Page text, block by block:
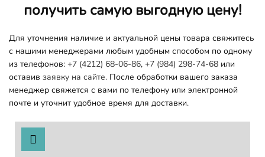
получить самую выгодную цену!
Для уточнения наличие и актуальной цены товара свяжитесь
с нашими менеджерами любым удобным способом по одному
из телефонов: +7 (4212) 68-06-86, +7 (984) 298-74-68 или
оставив заявку на сайте. После обработки вашего заказа
менеджер свяжется с вами по телефону или электронной
почте и уточнит удобное время для доставки.